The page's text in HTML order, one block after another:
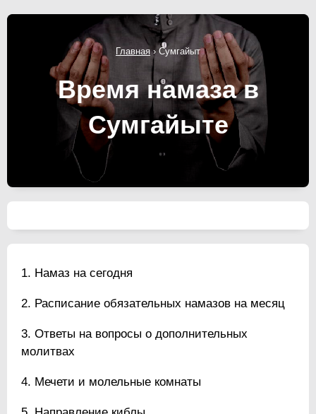
Главная›Сумгайыт
Время намаза в
Сумгайыте
Намаз на сегодня
Расписание обязательных намазов на месяц
Ответы на вопросы о дополнительных
молитвах
Мечети и молельные комнаты